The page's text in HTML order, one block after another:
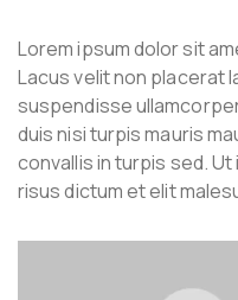
Lorem ipsum dolor sit
Lacus velit non placerat
suspendisse
duis nisi turpis mauris
convallis in turpis sed.
risus dictum et elit